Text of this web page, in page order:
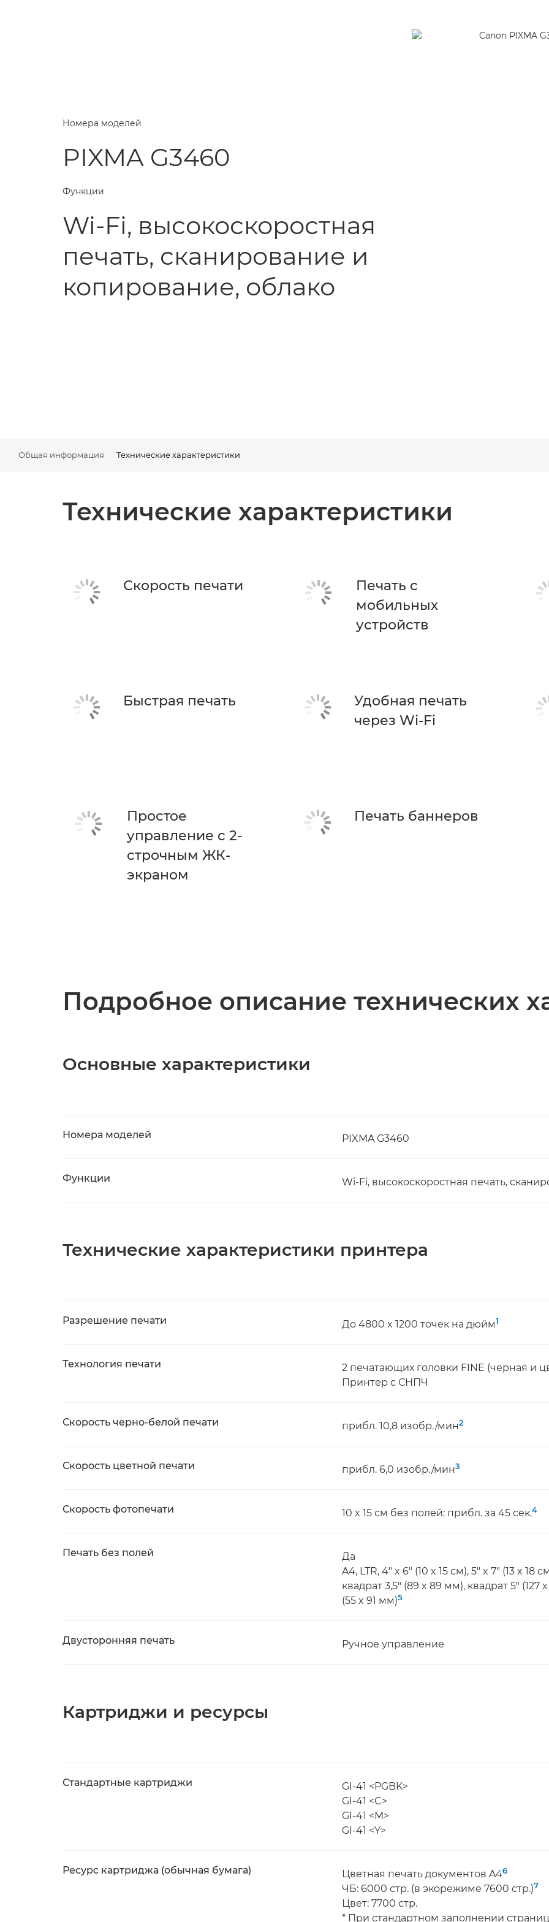
Номера моделей
PIXMA G3460
Функции
Wi-Fi, высокоскоростная
печать, сканирование и
копирование, облако
Общая информация Технические характеристики
Технические характеристики
Скорость печати
Печать с
мобильных
устройств
Быстрая печать
Удобная печать
через Wi-Fi
Простое
управление с 2-
строчным ЖК-
экраном
Печать баннеров
Подробное описание технических
Основные характеристики
Номера моделей PIXMA G3460
Функции Wi-Fi, высокоскоростная печать,
Технические характеристики принтера
Разрешение печати До 4800 x 1200 точек на дюйм1
Технология печати
2 печатающих головки FINE (черная и
Принтер с СНПЧ
Скорость черно-белой печати прибл. 10,8 изобр./мин2
Скорость цветной печати прибл. 6,0 изобр./мин3
Скорость фотопечати 10 x 15 см без полей: прибл. за 45 сек.4
Печать без полей
Да
A4, LTR, 4" x 6" (10 x 15 см), 5" x 7" (13 x 18
квадрат 3,5" (89 x 89 мм), квадрат 5" (127
(55 x 91 мм)5
Двусторонняя печать Ручное управление
Картриджи и ресурсы
Стандартные картриджи
GI-41 <PGBK>
GI-41 <C>
GI-41 <M>
GI-41 <Y>
Ресурс картриджа (обычная бумага) Цветная печать документов A46
ЧБ: 6000 стр. (в экорежиме 7600 стр.)7
Цвет: 7700 стр.
* При стандартном заполнении